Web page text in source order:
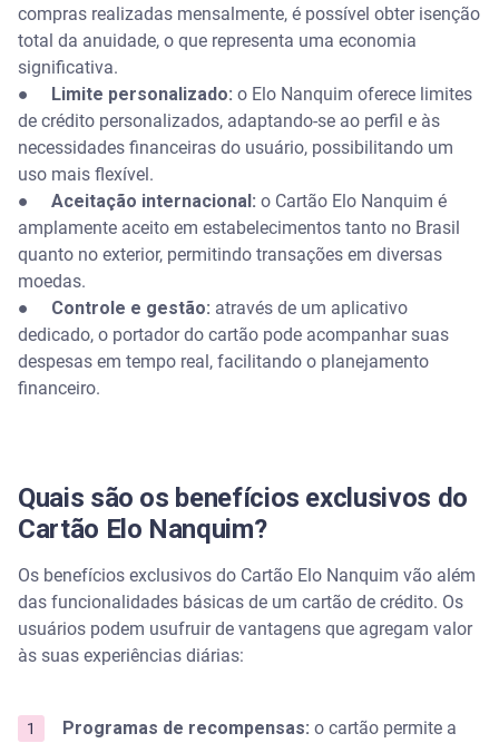
compras realizadas mensalmente, é possível obter isenção
total da anuidade, o que representa uma economia
significativa.
● Limite personalizado: o Elo Nanquim oferece limites
de crédito personalizados, adaptando-se ao perfil e às
necessidades financeiras do usuário, possibilitando um
uso mais flexível.
● Aceitação internacional: o Cartão Elo Nanquim é
amplamente aceito em estabelecimentos tanto no Brasil
quanto no exterior, permitindo transações em diversas
moedas.
● Controle e gestão: através de um aplicativo
dedicado, o portador do cartão pode acompanhar suas
despesas em tempo real, facilitando o planejamento
financeiro.
Quais são os benefícios exclusivos do
Cartão Elo Nanquim?
Os benefícios exclusivos do Cartão Elo Nanquim vão além
das funcionalidades básicas de um cartão de crédito. Os
usuários podem usufruir de vantagens que agregam valor
às suas experiências diárias:
Programas de recompensas: o cartão permite a